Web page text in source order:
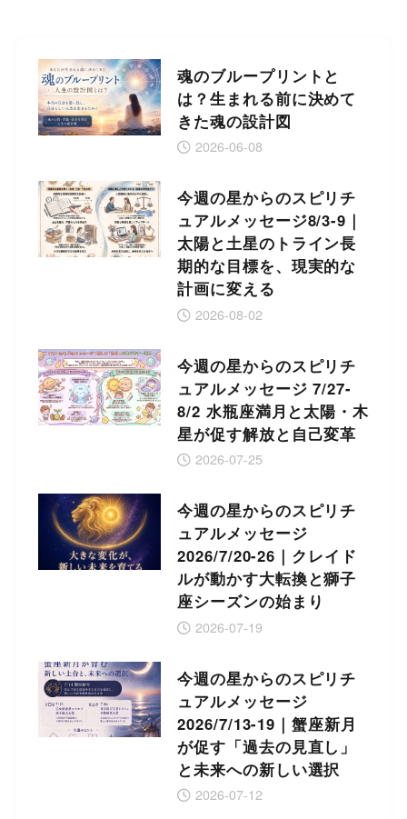
魂のブループリントと
は？生まれる前に決めて
きた魂の設計図
2026-06-08
今週の星からのスピリチ
ュアルメッセージ8/3-9｜
太陽と土星のトライン長
期的な目標を、現実的な
計画に変える
2026-08-02
今週の星からのスピリチ
ュアルメッセージ 7/27-
8/2 水瓶座満月と太陽・木
星が促す解放と自己変革
2026-07-25
今週の星からのスピリチ
ュアルメッセージ
2026/7/20-26｜クレイド
ルが動かす大転換と獅子
座シーズンの始まり
2026-07-19
今週の星からのスピリチ
ュアルメッセージ
2026/7/13-19｜蟹座新月
が促す「過去の見直し」
と未来への新しい選択
2026-07-12